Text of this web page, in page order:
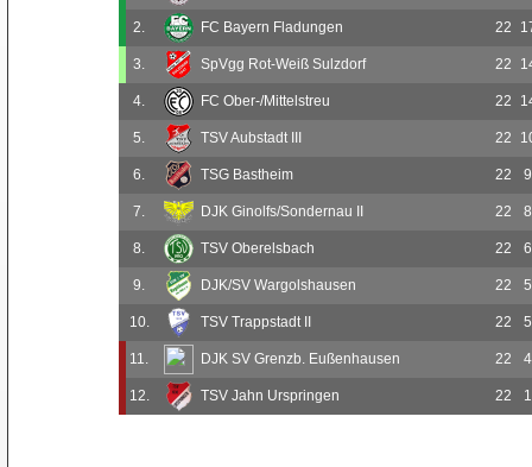
2. FC Bayern Fladungen 22
3. SpVgg Rot-Weiß Sulzdorf 22
4. FC Ober-/Mittelstreu 22
5. TSV Aubstadt III 22
6. TSG Bastheim 22 9
7. DJK Ginolfs/Sondernau II 22 8
8. TSV Oberelsbach 22 6
9. DJK/SV Wargolshausen 22 5
10. TSV Trappstadt II 22 5
11. DJK SV Grenzb. Eußenhausen 22 4
12. TSV Jahn Urspringen 22 1